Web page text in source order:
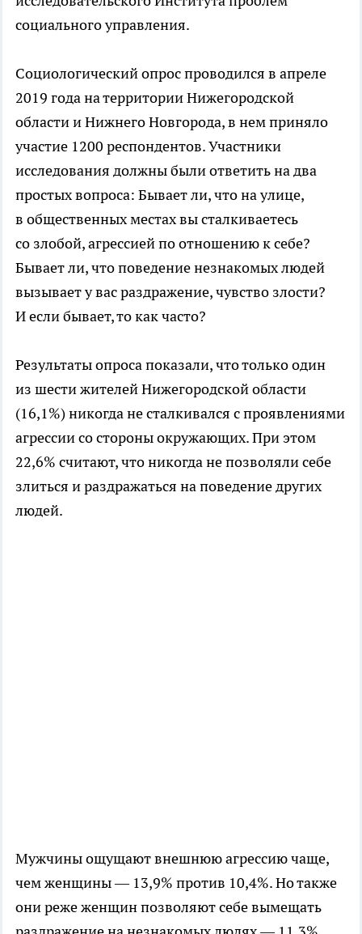
социального управления.
Социологический опрос проводился в апреле
2019 года на территории Нижегородской
области и Нижнего Новгорода, в нем приняло
участие 1200 респондентов. Участники
исследования должны были ответить на два
простых вопроса: Бывает ли, что на улице,
в общественных местах вы сталкиваетесь
со злобой, агрессией по отношению к себе?
Бывает ли, что поведение незнакомых людей
вызывает у вас раздражение, чувство злости?
И если бывает, то как часто?
Результаты опроса показали, что только один
из шести жителей Нижегородской области
(16,1%) никогда не сталкивался с проявлениями
агрессии со стороны окружающих. При этом
22,6% считают, что никогда не позволяли себе
злиться и раздражаться на поведение других
людей.
Мужчины ощущают внешнюю агрессию чаще,
чем женщины — 13,9% против 10,4%. Но также
они реже женщин позволяют себе вымещать